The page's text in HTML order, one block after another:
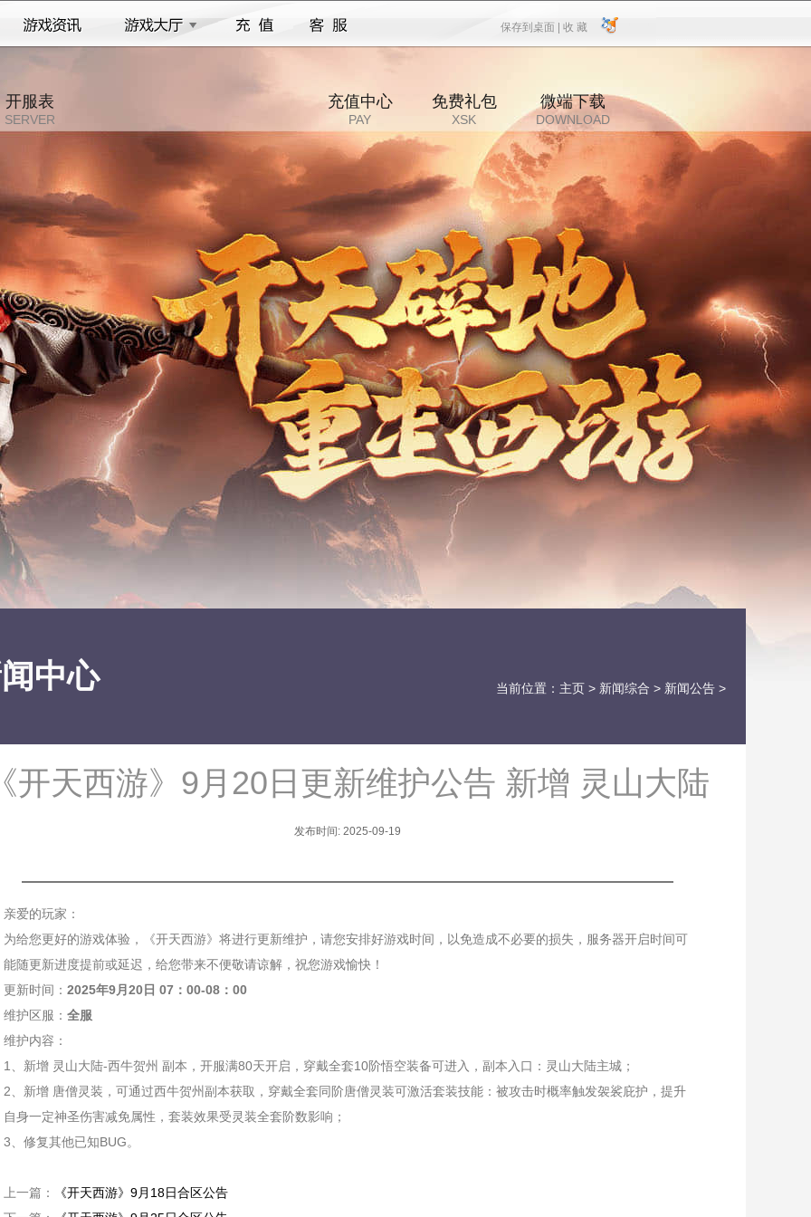
保存到桌面 |
保存到桌面 收 藏
收 藏
开服表
SERVER
充值中心
PAY
免费礼包
XSK
微端下载
DOWNLOAD
中心 当前位置： 主页 > 新闻综合 > 新闻公告 >
开天西游》9月20日更新维护公告 新增 灵山大陆
发布时间: 2025-09-19
亲爱的玩家：
为给您更好的游戏体验，《开天西游》将进行更新维护，请您安排好游戏时间，以免造成不必要的损失，服务器开启时间可
能随更新进度提前或延迟，给您带来不便敬请谅解，祝您游戏愉快！
更新时间： 2025年9月20日 07：00-08：00
维护区服： 全服
维护内容：
1、新增 灵山大陆-西牛贺州 副本，开服满80天开启，穿戴全套10阶悟空装备可进入，副本入口：灵山大陆主城；
2、新增 唐僧灵装，可通过西牛贺州副本获取，穿戴全套同阶唐僧灵装可激活套装技能：被攻击时概率触发袈裟庇护，提升
自身一定神圣伤害减免属性，套装效果受灵装全套阶数影响；
3、修复其他已知BUG。
上一篇：
《开天西游》9月18日合区公告